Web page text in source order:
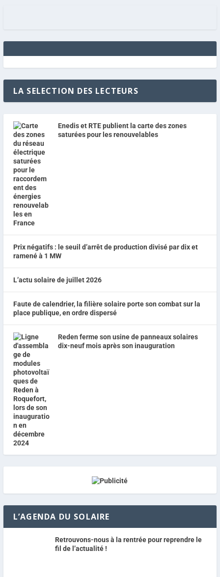
LA SELECTION DES LECTEURS
Enedis et RTE publient la carte des zones
saturées pour les renouvelables
Prix négatifs : le seuil d’arrêt de production divisé par dix et
ramené à 1 MW
L’actu solaire de juillet 2026
Faute de calendrier, la filière solaire porte son combat sur la
place publique, en ordre dispersé
Reden ferme son usine de panneaux solaires
dix-neuf mois après son inauguration
L’AGENDA DU SOLAIRE
Retrouvons-nous à la rentrée pour reprendre le
fil de l’actualité !